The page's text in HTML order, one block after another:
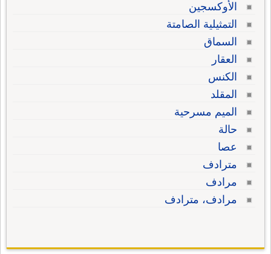
الأوكسجين
التمثيلية الصامتة
السماق
العقار
الكنس
المقلد
الميم مسرحية
حالة
عصا
مترادف
مرادف
مرادف، مترادف